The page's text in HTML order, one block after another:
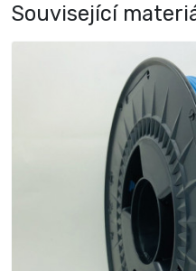
Související